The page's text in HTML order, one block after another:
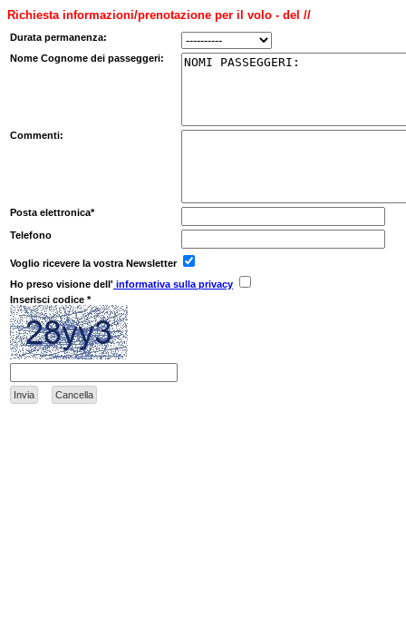
Richiesta informazioni/prenotazione per il volo - del //
Durata permanenza:
Nome Cognome dei passeggeri:
Commenti:
Posta elettronica*
Telefono
Voglio ricevere la vostra Newsletter
Ho preso visione dell' informativa sulla privacy
Inserisci codice *